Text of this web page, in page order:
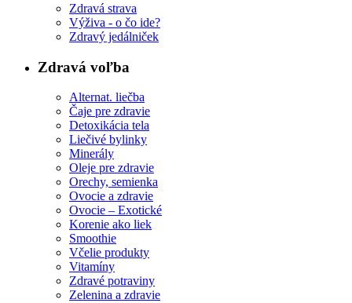
Zdravá strava
Výživa - o čo ide?
Zdravý jedálniček
Zdravá voľba
Alternat. liečba
Čaje pre zdravie
Detoxikácia tela
Liečivé bylinky
Minerály
Oleje pre zdravie
Orechy, semienka
Ovocie a zdravie
Ovocie – Exotické
Korenie ako liek
Smoothie
Včelie produkty
Vitamíny
Zdravé potraviny
Zelenina a zdravie